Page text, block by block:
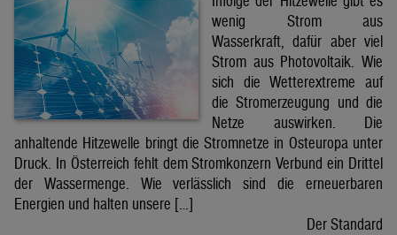
wenig Strom aus
Wasserkraft, dafür aber viel
Strom aus Photovoltaik. Wie
sich die Wetterextreme auf
die Stromerzeugung und die
Netze auswirken. Die
anhaltende Hitzewelle bringt die Stromnetze in Osteuropa unter
Druck. In Österreich fehlt dem Stromkonzern Verbund ein Drittel
der Wassermenge. Wie verlässlich sind die erneuerbaren
Energien und halten unsere […]
Der Standard